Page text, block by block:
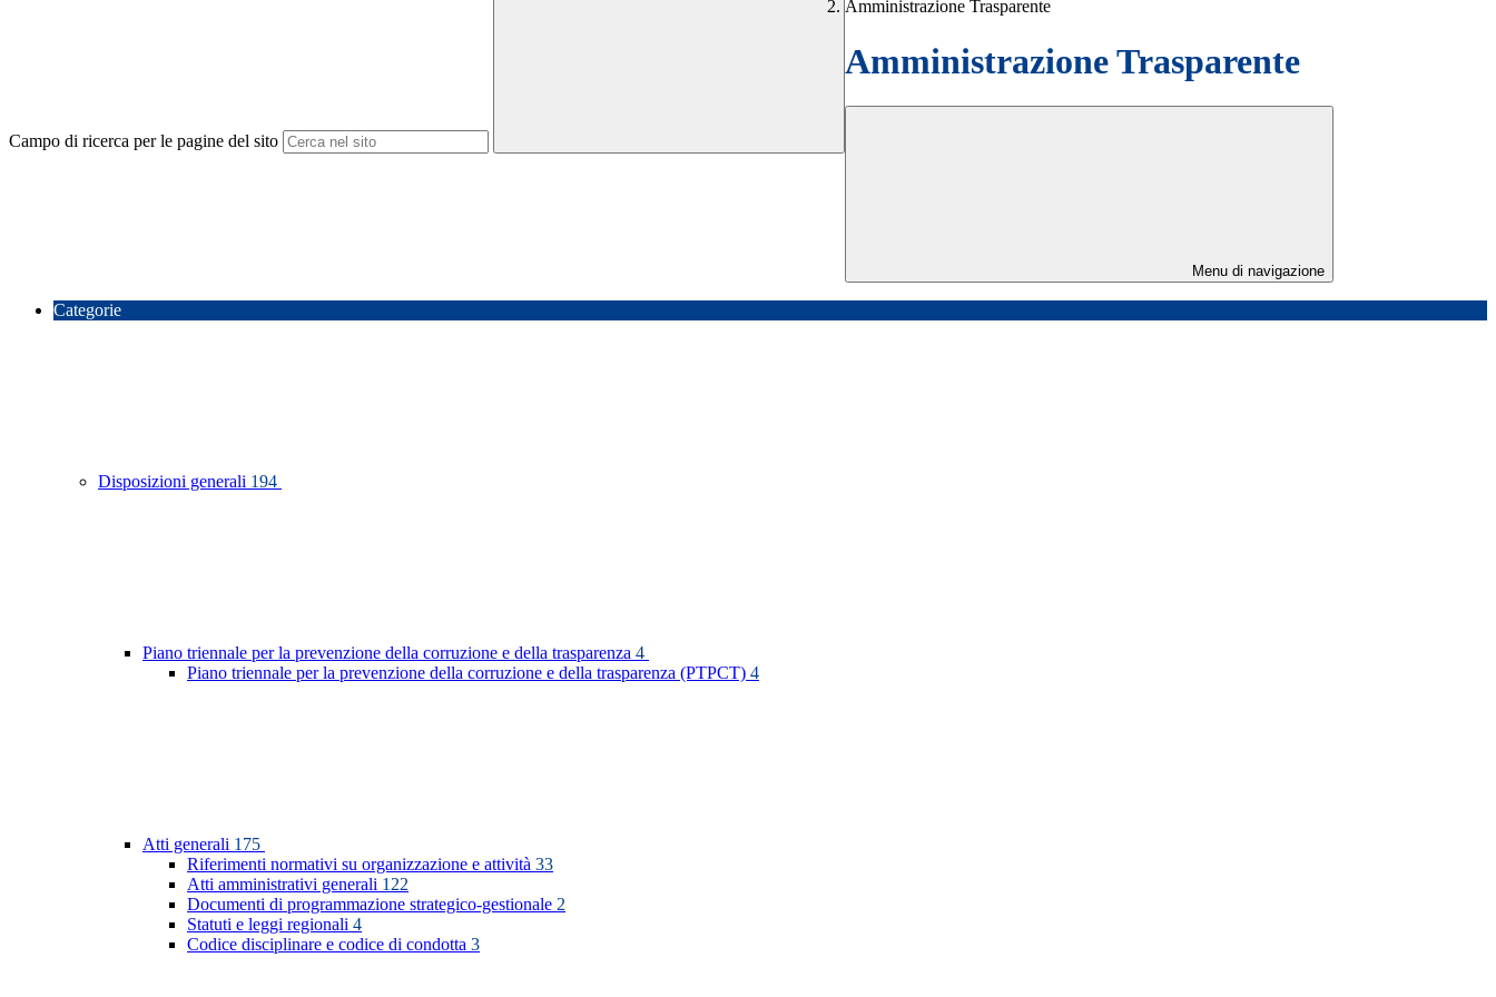
Campo di ricerca per le pagine del sito
Amministrazione Trasparente
Amministrazione Trasparente
Menu di navigazione
Categorie
Disposizioni generali 194
Piano triennale per la prevenzione della corruzione e della trasparenza 4
Piano triennale per la prevenzione della corruzione e della trasparenza (PTPCT) 4
Atti generali 175
Riferimenti normativi su organizzazione e attività 33
Atti amministrativi generali 122
Documenti di programmazione strategico-gestionale 2
Statuti e leggi regionali 4
Codice disciplinare e codice di condotta 3